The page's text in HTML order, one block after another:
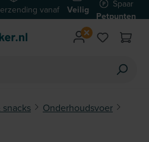
vanaf
€59
Veilig
betalen
Spaar
Petpunten
Onderhoudsvoer